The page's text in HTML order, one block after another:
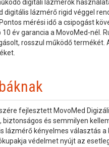
digitáli lázmérők
digitális lázmérő rigid véggel
mérési idő a csipogást
10 év garancia a MovoMed-nél.
rosszul működő termékét.
fejlesztett MovoMed
biztonságos és semmilyen
lázmérő kényelmes választás
védelmet nyújt az